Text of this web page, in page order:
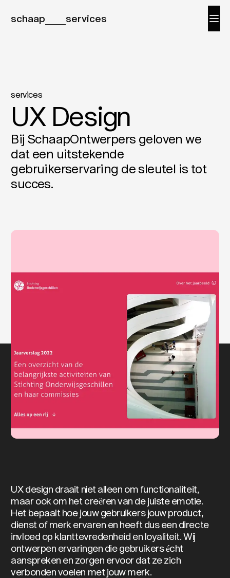
schaap services
services
UX Design
Bij SchaapOntwerpers geloven we
dat een uitstekende
gebruikerservaring de sleutel is tot
succes.
UX design draait niet alleen om functionaliteit,
maar ook om het creëren van de juiste emotie.
Het bepaalt hoe jouw gebruikers jouw product,
dienst of merk ervaren en heeft dus een directe
invloed op klanttevredenheid en loyaliteit. Wij
ontwerpen ervaringen die gebruikers écht
aanspreken en zorgen ervoor dat ze zich
verbonden voelen met jouw merk.